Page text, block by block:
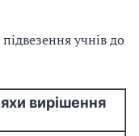
учнів до
вирішення